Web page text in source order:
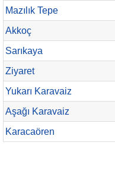
Mazılık Tepe
Akkoç
Sarıkaya
Ziyaret
Yukarı Karavaiz
Aşağı Karavaiz
Karacaören